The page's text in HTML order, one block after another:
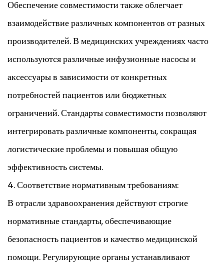
Обеспечение совместимости также облегчает
взаимодействие различных компонентов от разных
производителей. В медицинских учреждениях часто
используются различные инфузионные насосы и
аксессуары в зависимости от конкретных
потребностей пациентов или бюджетных
ограничений. Стандарты совместимости позволяют
интегрировать различные компоненты, сокращая
логистические проблемы и повышая общую
эффективность системы.
4. Соответствие нормативным требованиям:
В отрасли здравоохранения действуют строгие
нормативные стандарты, обеспечивающие
безопасность пациентов и качество медицинской
помощи. Регулирующие органы устанавливают